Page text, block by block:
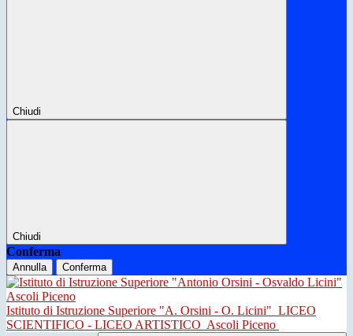
Chiudi
Chiudi
Conferma
Annulla Conferma
Istituto di Istruzione Superiore "A. Orsini - O. Licini" LICEO
SCIENTIFICO - LICEO ARTISTICO Ascoli Piceno